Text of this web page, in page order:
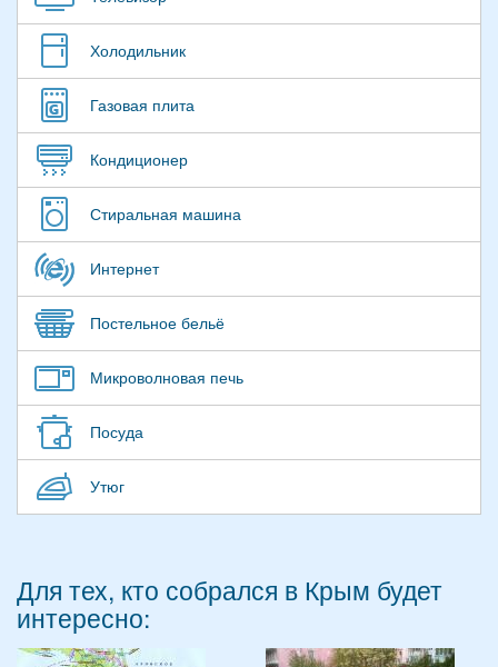
Холодильник
Газовая плита
Кондиционер
Стиральная машина
Интернет
Постельное бельё
Микроволновая печь
Посуда
Утюг
Для тех, кто собрался в Крым будет
интересно: